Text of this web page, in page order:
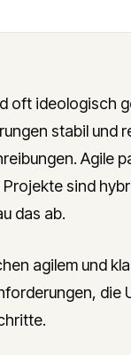
oft ideologisch
stabil
Agile
sind
das ab.
agilem und
die